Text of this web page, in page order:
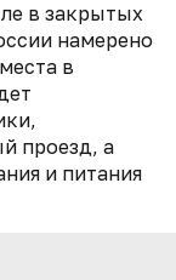
в закрытых
намерено
в
проезд, а
и питания